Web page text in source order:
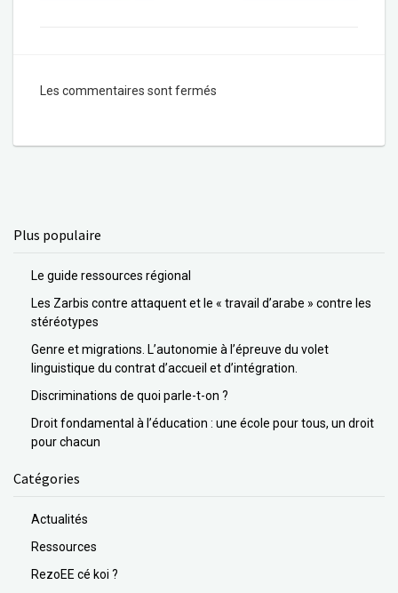
Les commentaires sont fermés
Plus populaire
Le guide ressources régional
Les Zarbis contre attaquent et le « travail d’arabe » contre les
stéréotypes
Genre et migrations. L’autonomie à l’épreuve du volet
linguistique du contrat d’accueil et d’intégration.
Discriminations de quoi parle-t-on ?
Droit fondamental à l’éducation : une école pour tous, un droit
pour chacun
Catégories
Actualités
Ressources
RezoEE cé koi ?